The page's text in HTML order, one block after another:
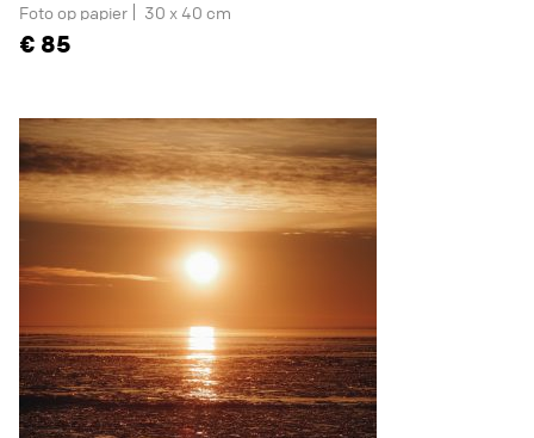
Foto op papier 30 x 40 cm
85